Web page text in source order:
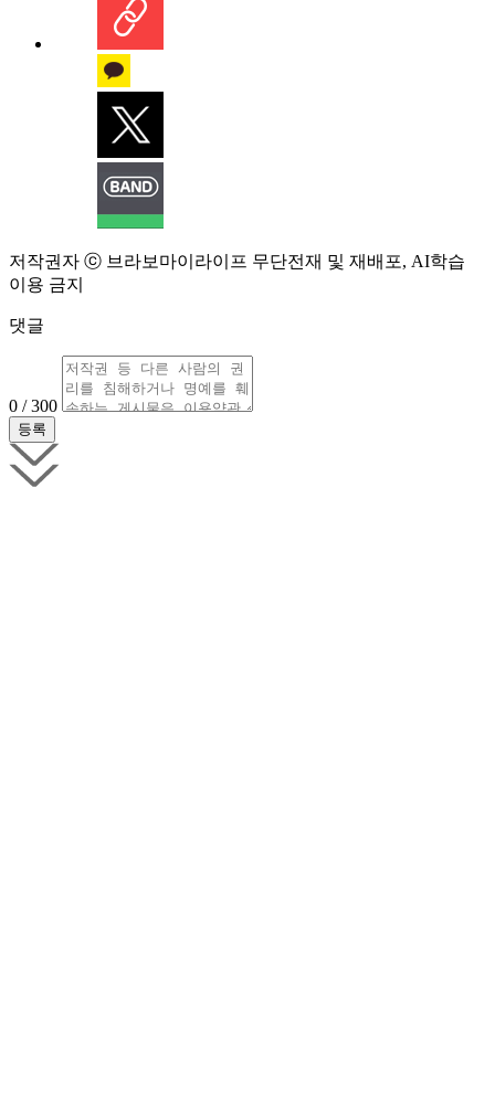
저작권자 ⓒ 브라보마이라이프 무단전재 및 재배포, AI학습
이용 금지
댓글
0 / 300